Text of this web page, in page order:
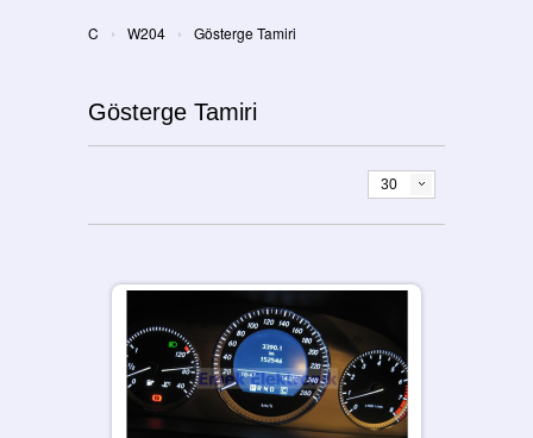
ELEKTRONIK YEDEK PARÇA
C › W204 › Gösterge Tamiri
Gösterge Tamiri
30